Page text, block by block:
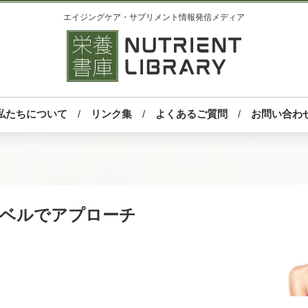
エイジングケア・サプリメント情報発信メディア
たちについて リンク集 よくあるご質問 お問い合わ
ルでアプローチ